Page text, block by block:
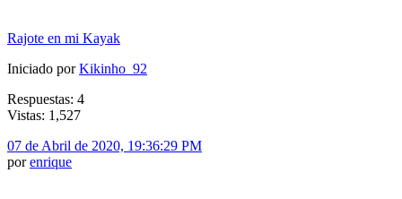
Rajote en mi Kayak
Iniciado porKikinho_92
Respuestas: 4
Vistas: 1,527
07 de Abril de 2020, 19:36:29 PM
porenrique